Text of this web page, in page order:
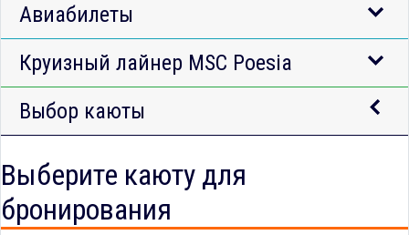
Авиабилеты
Круизный лайнер MSC Poesia
Выбор каюты
Выберите каюту для
бронирования